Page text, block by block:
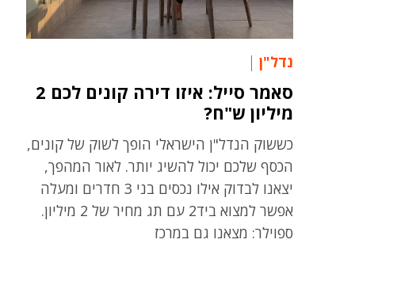
נדל"ן
סאמר סייל: איזו דירה קונים לכם 2
מיליון ש"ח?
כששוק הנדל"ן הישראלי הופך לשוק של קונים,
הכסף שלכם יכול להשיג יותר. לאור המהפך,
יצאנו לבדוק אילו נכסים בני 3 חדרים ומעלה
אפשר למצוא ביד2 עם תג מחיר של 2 מיליון.
ספוילר: מצאנו גם במרכז